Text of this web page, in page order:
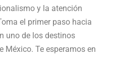
y la atención
el primer paso hacia
uno de los destinos
México. Te esperamos en